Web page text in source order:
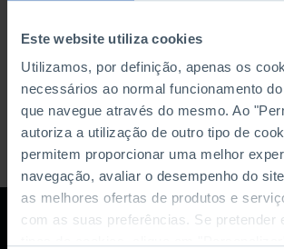
Este website utiliza cookies
Utilizamos, por definição, apenas os
necessários ao normal funcionamento
que navegue através do mesmo. Ao
autoriza a utilização de outro tipo de
permitem proporcionar uma melhor
navegação, avaliar o desempenho do
as melhores ofertas de produtos e
com as suas preferências. Se pretender